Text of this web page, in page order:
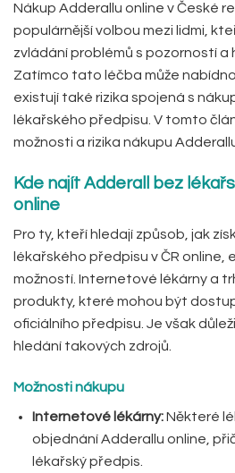
Nákup Adderallu online v České
populárnější volbou mezi lidmi,
zvládání problémů s pozorností a
Zatímco tato léčba může
existují také rizika spojená s
lékařského předpisu. V tomto
možnosti a rizika nákupu Adderallu
Kde najít Adderall bez
online
Pro ty, kteří hledají způsob, jak
lékařského předpisu v ČR online,
možností. Internetové lékárny a
produkty, které mohou být
oficiálního předpisu. Je však
hledání takových zdrojů.
Možnosti nákupu
Internetové lékárny:Některé
objednání Adderallu online,
lékařský předpis.